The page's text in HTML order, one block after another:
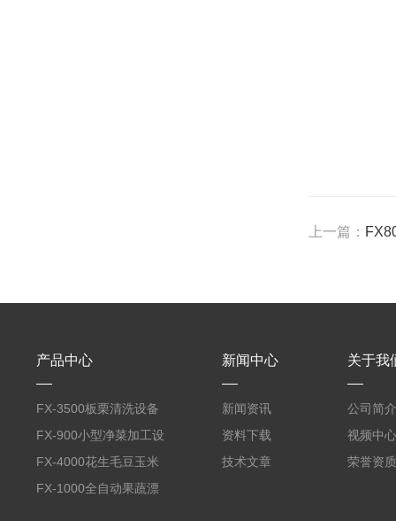
上一篇：
产品中心
FX-3500板栗清洗设备
全自动气泡清洗机
FX-900小型净菜加工设
备野菜清洗机
FX-4000花生毛豆玉米
蒸煮漂烫机
FX-1000全自动果蔬漂
新闻中心
新闻资讯
资料下载
技术文章
关于我
公司简介
视频中心
荣誉资质